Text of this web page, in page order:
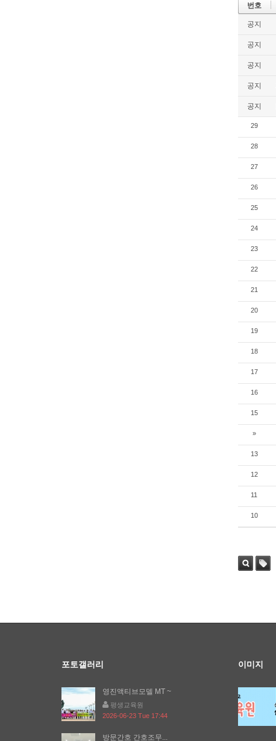
번호
공지
공지
공지
공지
공지
29
28
27
26
25
24
23
22
21
20
19
18
17
16
15
»
13
12
11
10
포토갤러리
영진액티브모델 MT ~
평생교육원
2026-06-23 Tue 17:44
방문간호 간호조무...
이미지